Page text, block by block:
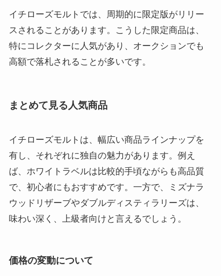
イチローズモルトでは、周期的に限定版がリリー
スされることがあります。こうした限定商品は、
特にコレクターに人気があり、オークションでも
高額で落札されることが多いです。
まとめて見る人気商品
イチローズモルトは、幅広い商品ラインナップを
有し、それぞれに独自の魅力があります。例え
ば、ホワイトラベルは比較的手頃ながらも高品質
で、初心者にもおすすめです。一方で、ミズナラ
ウッドリザーブやダブルディスティラリーズは、
味わい深く、上級者向けと言えるでしょう。
価格の変動について